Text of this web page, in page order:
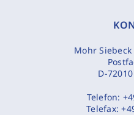
Mohr Siebeck
D-
Telefon:
Telefax: